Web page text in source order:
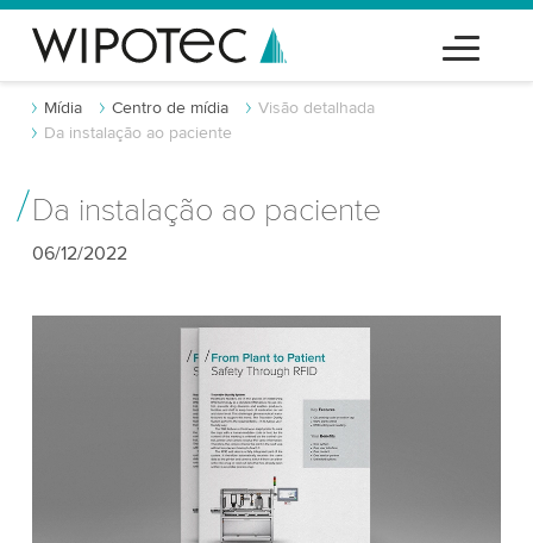
Mídia Centro de mídia
Visão detalhada
Da instalação ao paciente
Da instalação ao paciente
06/12/2022